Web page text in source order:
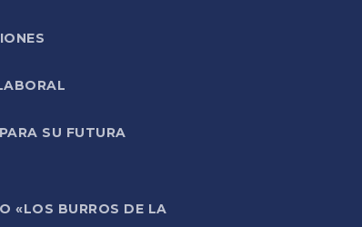
SU FUTURA
«LOS BURROS DE LA